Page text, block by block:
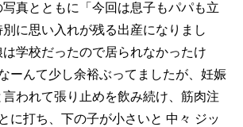
真とともに「今回は息子もパパも立
に思い入れが残る出産になりまし
学校だったので居られなかったけ
ーんて少し余裕ぶってましたが、妊娠
われて張り止めを飲み続け、筋肉注
に打ち、下の子が小さいと 中々 ジッ